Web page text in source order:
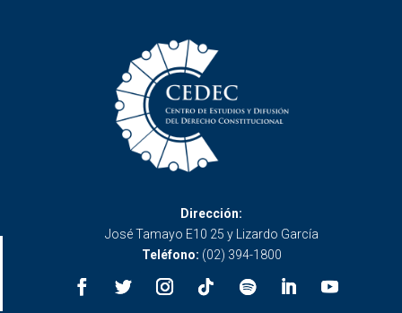
Dirección:
José Tamayo E10 25 y Lizardo García
Teléfono: (02) 394-1800